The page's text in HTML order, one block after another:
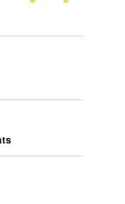
évènement,évènement,évènement,